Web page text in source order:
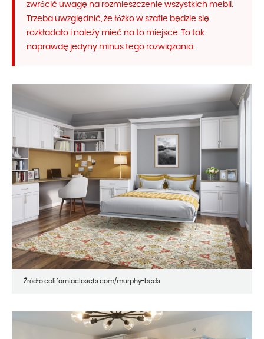
zwrócić uwagę na rozmieszczenie wszystkich mebli.
Trzeba uwzględnić, że łóżko w szafie będzie się
rozkładało i należy mieć na to miejsce. To tak
naprawdę jedyny minus tego rozwiązania.
Źródło:californiaclosets.com/murphy-beds